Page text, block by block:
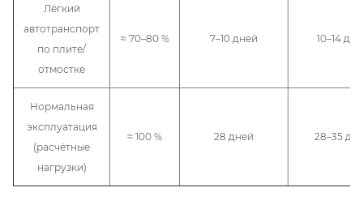
Лёгкий
автотранспорт
по плите/
отмостке
≈ 70–80 % 7–10 дней 10–14
Нормальная
эксплуатация
(расчётные
нагрузки)
≈ 100 % 28 дней 28–35